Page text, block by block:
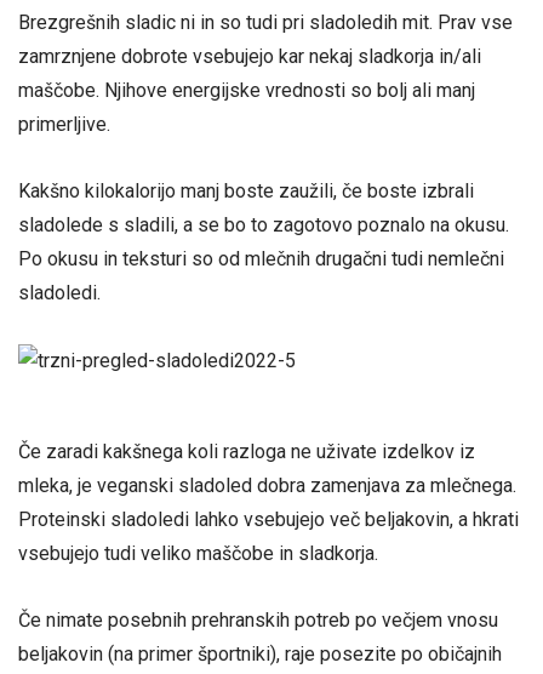
Brezgrešnih sladic ni in so tudi pri sladoledih mit. Prav vse
zamrznjene dobrote vsebujejo kar nekaj sladkorja in/ali
maščobe. Njihove energijske vrednosti so bolj ali manj
primerljive.
Kakšno kilokalorijo manj boste zaužili, če boste izbrali
sladolede s sladili, a se bo to zagotovo poznalo na okusu.
Po okusu in teksturi so od mlečnih drugačni tudi nemlečni
sladoledi.
Če zaradi kakšnega koli razloga ne uživate izdelkov iz
mleka, je veganski sladoled dobra zamenjava za mlečnega.
Proteinski sladoledi lahko vsebujejo več beljakovin, a hkrati
vsebujejo tudi veliko maščobe in sladkorja.
Če nimate posebnih prehranskih potreb po večjem vnosu
beljakovin (na primer športniki), raje posezite po običajnih